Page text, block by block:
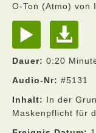
O-Ton (Atmo) von
Dauer: 0:20
Audio-Nr: #5131
Inhalt: In der
Maskenpflicht für